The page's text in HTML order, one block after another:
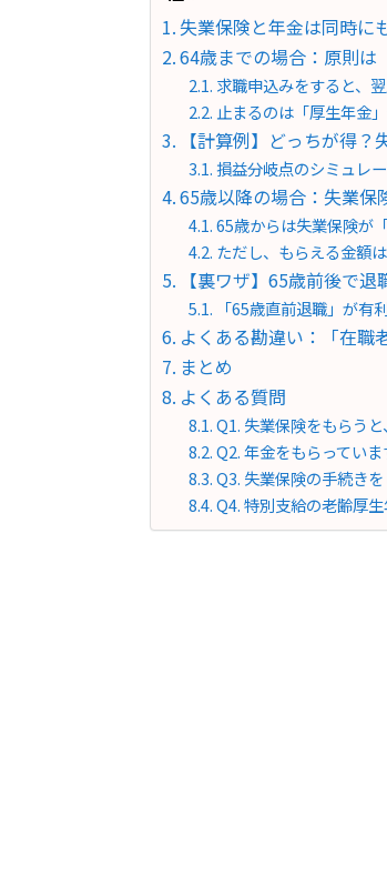
失業保険と年金は同時に
64歳までの場合：原則は
求職申込みをすると、
止まるのは「厚生年金
【計算例】どっちが得？
損益分岐点のシミュレ
65歳以降の場合：失業保
65歳からは失業保険が
ただし、もらえる金額
【裏ワザ】65歳前後で
「65歳直前退職」が有
よくある勘違い：「在職
まとめ
よくある質問
Q1. 失業保険をもらう
Q2. 年金をもらってい
Q3. 失業保険の手続き
Q4. 特別支給の老齢厚